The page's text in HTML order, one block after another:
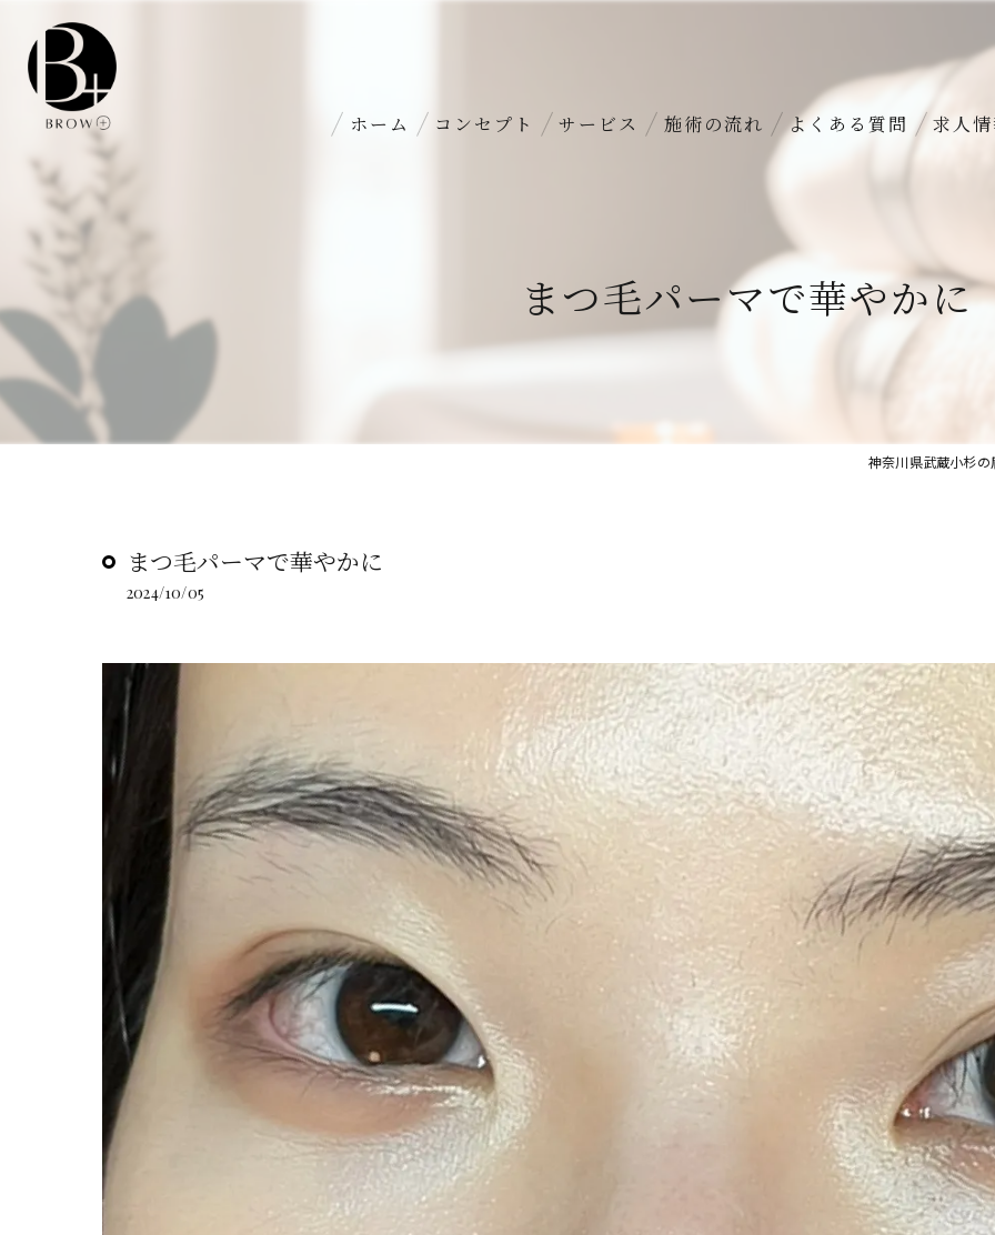
ホーム コンセプト サービス 施術の流れ よくある質問 求人
まつ毛パーマで華やかに
神奈川県武蔵小杉
まつ毛パーマで華やかに
2024/10/05